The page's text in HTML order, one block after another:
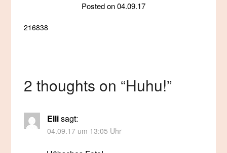
Posted on04.09.17
216838
2 thoughts on “Huhu!”
Ellisagt:
04.09.17 um 13:05 Uhr